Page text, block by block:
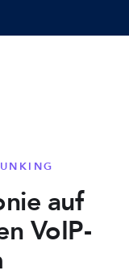
auf
VoIP-